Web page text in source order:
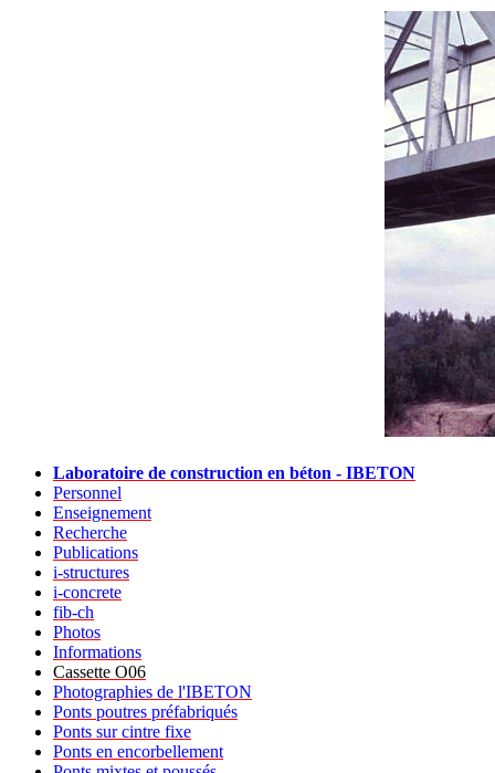
Laboratoire de construction en béton - IBETON
Personnel
Enseignement
Recherche
Publications
i-structures
i-concrete
fib-ch
Photos
Informations
Cassette O06
Photographies de l'IBETON
Ponts poutres préfabriqués
Ponts sur cintre fixe
Ponts en encorbellement